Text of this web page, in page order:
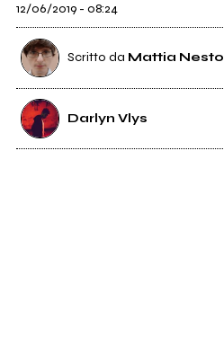
12/06/2019 - 08:24
Scritto da Mattia Nesto
Darlyn Vlys